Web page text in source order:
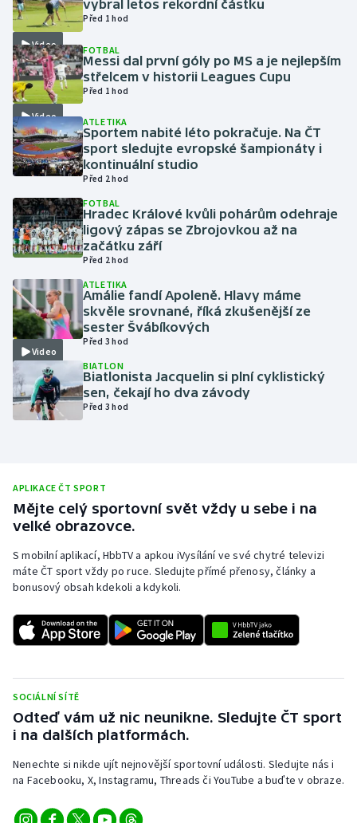
Házená
Jezdectví
Judo
Krasobruslení
Lyže a snowboard
Moderní pětiboj
Motorsport
Olympijské hry
Parasport
Plavání
Ragby
Rychlobruslení
Rychlostní kanoistika
Sportovní střelba
Stolní tenis
Triatlon
Veslování
Video
vybral letos rekordní částku
Před 1 hod
Video
FOTBAL
Messi dal první góly po MS a je nejlepším
střelcem v historii Leagues Cupu
Před 1 hod
ATLETIKA
Sportem nabité léto pokračuje. Na ČT
sport sledujte evropské šampionáty i
kontinuální studio
Před 2 hod
FOTBAL
Hradec Králové kvůli pohárům odehraje
ligový zápas se Zbrojovkou až na
začátku září
Před 2 hod
Video
ATLETIKA
Amálie fandí Apoleně. Hlavy máme
skvěle srovnané, říká zkušenější ze
sester Švábíkových
Před 3 hod
BIATLON
Biatlonista Jacquelin si plní cyklistický
sen, čekají ho dva závody
Před 3 hod
APLIKACE ČT SPORT
Mějte celý sportovní svět vždy u sebe i na
velké obrazovce.
S mobilní aplikací, HbbTV a apkou iVysílání ve své chytré televizi
máte ČT sport vždy po ruce. Sledujte přímé přenosy, články a
bonusový obsah kdekoli a kdykoli.
SOCIÁLNÍ SÍTĚ
Odteď vám už nic neunikne. Sledujte ČT sport
i na dalších platformách.
Nenechte si nikde ujít nejnovější sportovní události. Sledujte nás i
na Facebooku, X, Instagramu, Threads či YouTube a buďte v obraze.